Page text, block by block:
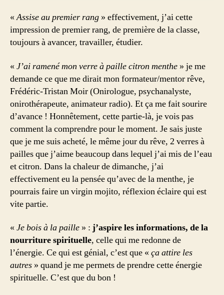
«Assise au premier rang » effectivement, j’ai cette
impression de premier rang, de première de la classe,
toujours à avancer, travailler, étudier.
« J’ai ramené mon verre à paille citron menthe » je me
demande ce que me dirait mon formateur/mentor rêve,
Frédéric-Tristan Moir (Onirologue, psychanalyste,
onirothérapeute, animateur radio). Et ça me fait sourire
d’avance ! Honnêtement, cette partie-là, je vois pas
comment la comprendre pour le moment. Je sais juste
que je me suis acheté, le même jour du rêve, 2 verres à
pailles que j’aime beaucoup dans lequel j’ai mis de l’eau
et citron. Dans la chaleur de dimanche, j’ai
effectivement eu la pensée qu’avec de la menthe, je
pourrais faire un virgin mojito, réflexion éclaire qui est
vite partie.
« Je bois à la paille » : j’aspire les informations, de la
nourriture spirituelle, celle qui me redonne de
l’énergie. Ce qui est génial, c’est que « ça attire les
autres » quand je me permets de prendre cette énergie
spirituelle. C’est que du bon !